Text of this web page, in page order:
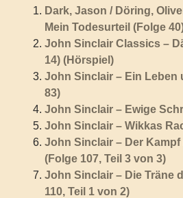
Dark, Jason / Döring,
Mein Todesurteil (Folge
John Sinclair Classics –
14) (Hörspiel)
John Sinclair – Ein Leben
83)
John Sinclair – Ewige
John Sinclair – Wikkas
John Sinclair – Der
(Folge 107, Teil 3 von 3)
John Sinclair – Die Träne
110, Teil 1 von 2)